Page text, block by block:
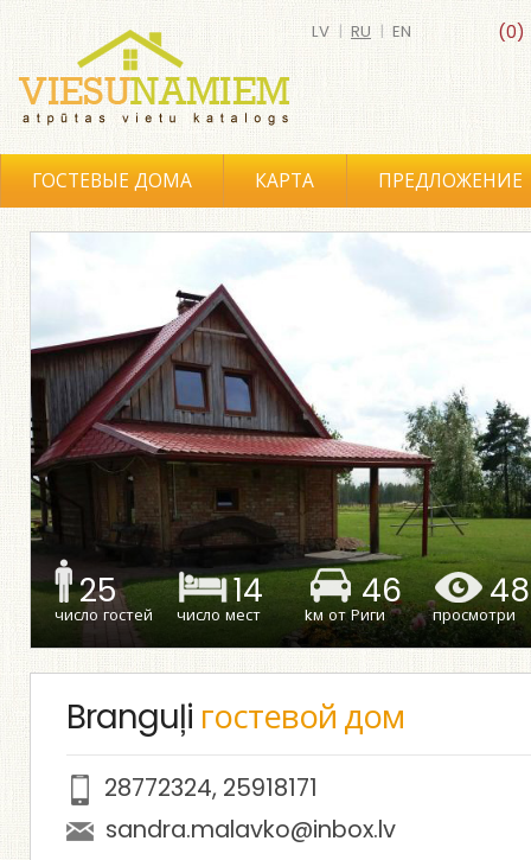
(0)
LV | RU | EN
ГОСТЕВЫЕ ДОМА КАРТА ПРЕДЛОЖЕНИЕ
25
число гостей
14
число мест
46
kм от Риги просмотри
Branguļi гостевой дом
28772324, 25918171
sandra.malavko@inbox.lv